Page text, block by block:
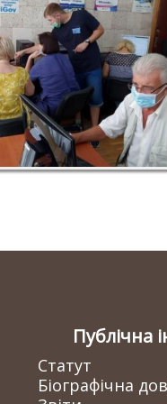
Публічна
Статут
Біографічна